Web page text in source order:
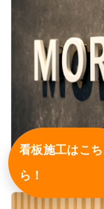
看板施工はこち
ら！